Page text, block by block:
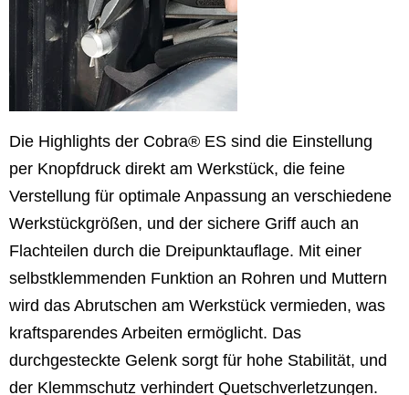
Die Highlights der Cobra® ES sind die Einstellung
per Knopfdruck direkt am Werkstück, die feine
Verstellung für optimale Anpassung an verschiedene
Werkstückgrößen, und der sichere Griff auch an
Flachteilen durch die Dreipunktauflage. Mit einer
selbstklemmenden Funktion an Rohren und Muttern
wird das Abrutschen am Werkstück vermieden, was
kraftsparendes Arbeiten ermöglicht. Das
durchgesteckte Gelenk sorgt für hohe Stabilität, und
der Klemmschutz verhindert Quetschverletzungen.